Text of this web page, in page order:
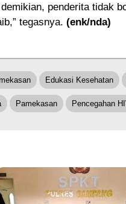
penderita tidak
tegasnya. (enk/nda)
Edukasi Kesehatan
Pamekasan Pencegahan